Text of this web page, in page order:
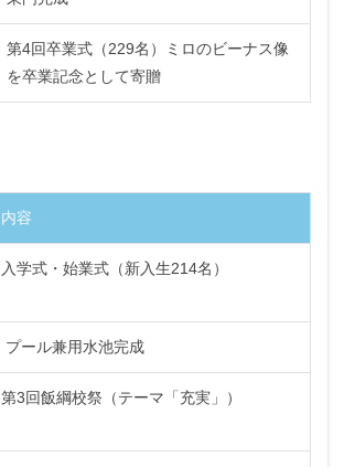
第4回卒業式（229名）ミロのビーナス像
を卒業記念として寄贈
内容
入学式・始業式（新入生214名）
プール兼用水池完成
第3回飯綱校祭（テーマ「充実」）